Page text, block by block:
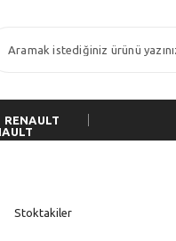
RENAULT
Stoktakiler